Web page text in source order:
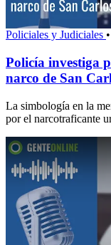
Policiales y Judiciales •
Policía investiga
narco de San
La simbología en la
por el narcotraficante